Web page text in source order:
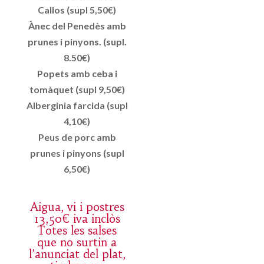
Callos (supl 5,50€)
Ànec del Penedès amb
prunes i pinyons. (supl.
8.50€)
Popets amb ceba i
tomàquet (supl 9,50€)
Alberginia farcida (supl
4,10€)
Peus de porc amb
prunes i pinyons (supl
6,50€)
Aigua, vi i postres
13,50€ iva inclòs
Totes les salses
que no surtin a
l’anunciat del plat,